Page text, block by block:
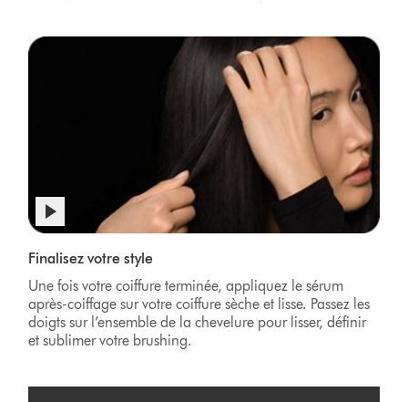
Transcript
Afficher
la
transcription
la
vidéo
Finalisez votre style
Une fois votre coiffure terminée, appliquez le sérum
après-coiffage sur votre coiffure sèche et lisse. Passez les
doigts sur l’ensemble de la chevelure pour lisser, définir
et sublimer votre brushing.